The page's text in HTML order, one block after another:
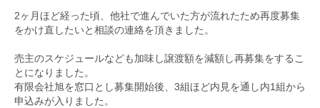
2ヶ月ほど経った頃、他社で進んでいた方が流れたため再度募集
をかけ直したいと相談の連絡を頂きました。
売主のスケジュールなども加味し譲渡額を減額し再募集をするこ
とになりました。
有限会社旭を窓口とし募集開始後、3組ほど内見を通し内1組から
申込みが入りました。